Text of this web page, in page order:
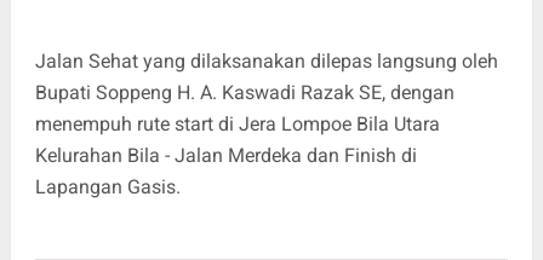
Jalan Sehat yang dilaksanakan dilepas langsung oleh
Bupati Soppeng H. A. Kaswadi Razak SE, dengan
menempuh rute start di Jera Lompoe Bila Utara
Kelurahan Bila - Jalan Merdeka dan Finish di
Lapangan Gasis.